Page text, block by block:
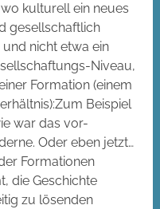
kulturell ein neues
gesellschaftlich
und nicht etwa ein
Niveau,
Formation (einem
Beispiel
war das vor-
Oder eben jetzt…
Formationen
die Geschichte
zu lösenden